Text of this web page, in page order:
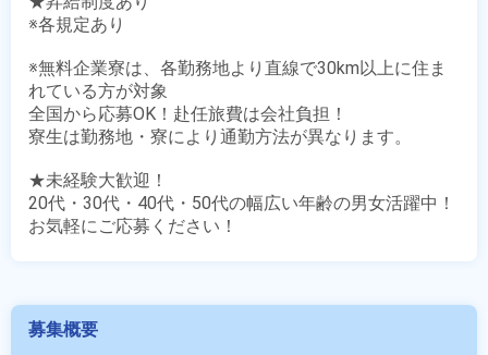
※各規定あり
※無料企業寮は、各勤務地より直線で30km以上に住ま
れている方が対象
全国から応募OK！赴任旅費は会社負担！
寮生は勤務地・寮により通勤方法が異なります。
★未経験大歓迎！
20代・30代・40代・50代の幅広い年齢の男女活躍中！
お気軽にご応募ください！
募集概要